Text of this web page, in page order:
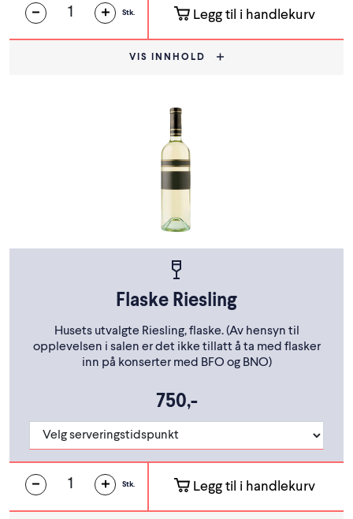
Stk. Legg til i handlekurv
VIS INNHOLD
Flaske Riesling
Husets utvalgte Riesling, flaske. (Av hensyn til
opplevelsen i salen er det ikke tillatt å ta med flasker
inn på konserter med BFO og BNO)
750,-
Stk. Legg til i handlekurv